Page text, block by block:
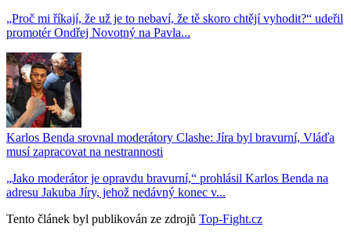
„Proč mi říkají, že už je to nebaví, že tě skoro chtějí vyhodit?“ udeřil
promotér Ondřej Novotný na Pavla...
Karlos Benda srovnal moderátory Clashe: Jíra byl bravurní, Vláďa
musí zapracovat na nestrannosti
„Jako moderátor je opravdu bravurní,“ prohlásil Karlos Benda na
adresu Jakuba Jíry, jehož nedávný konec v...
Tento článek byl publikován ze zdrojů Top-Fight.cz